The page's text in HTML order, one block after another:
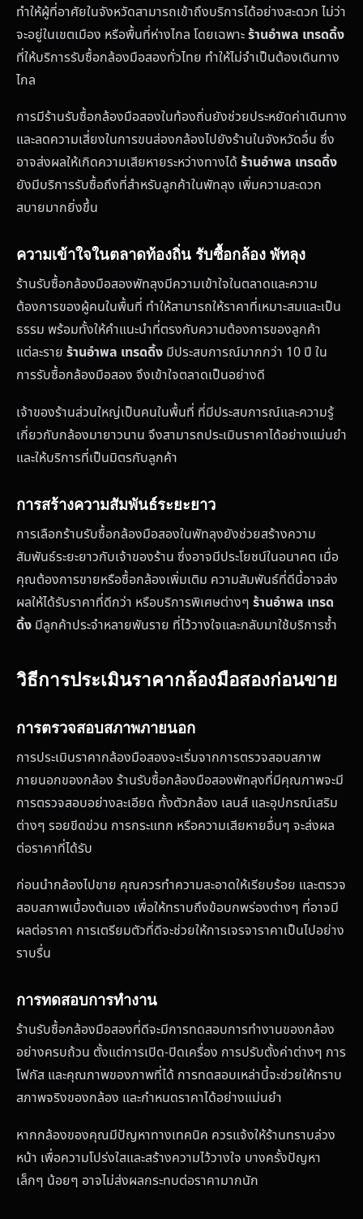
ทำให้ผู้ที่อาศัยในจังหวัดสามารถเข้าถึงบริการได้อย่างสะดวก ไม่ว่า
จะอยู่ในเขตเมือง หรือพื้นที่ห่างไกล โดยเฉพาะร้านอำพล เทรดดิ้ง
ที่ให้บริการรับซื้อกล้องมือสองทั่วไทย ทำให้ไม่จำเป็นต้องเดินทาง
ไกล
การมีร้านรับซื้อกล้องมือสองในท้องถิ่นยังช่วยประหยัดค่าเดินทาง
และลดความเสี่ยงในการขนส่องกล้องไปยังร้านในจังหวัดอื่น ซึ่ง
อาจส่งผลให้เกิดความเสียหายระหว่างทางได้ ร้านอำพล เทรดดิ้ง
ยังมีบริการรับซื้อถึงที่สำหรับลูกค้าในพัทลุง เพิ่มความสะดวก
สบายมากยิ่งขึ้น
ความเข้าใจในตลาดท้องถิ่น รับซื้อกล้อง พัทลุง
ร้านรับซื้อกล้องมือสองพัทลุงมีความเข้าใจในตลาดและความ
ต้องการของผู้คนในพื้นที่ ทำให้สามารถให้ราคาที่เหมาะสมและเป็น
ธรรม พร้อมทั้งให้คำแนะนำที่ตรงกับความต้องการของลูกค้า
แต่ละราย ร้านอำพล เทรดดิ้ง มีประสบการณ์มากกว่า 10 ปี ใน
การรับซื้อกล้องมือสอง จึงเข้าใจตลาดเป็นอย่างดี
เจ้าของร้านส่วนใหญ่เป็นคนในพื้นที่ ที่มีประสบการณ์และความรู้
เกี่ยวกับกล้องมายาวนาน จึงสามารถประเมินราคาได้อย่างแม่นยำ
และให้บริการที่เป็นมิตรกับลูกค้า
การสร้างความสัมพันธ์ระยะยาว
การเลือกร้านรับซื้อกล้องมือสองในพัทลุงยังช่วยสร้างความ
สัมพันธ์ระยะยาวกับเจ้าของร้าน ซึ่งอาจมีประโยชน์ในอนาคต เมื่อ
คุณต้องการขายหรือซื้อกล้องเพิ่มเติม ความสัมพันธ์ที่ดีนี้อาจส่ง
ผลให้ได้รับราคาที่ดีกว่า หรือบริการพิเศษต่างๆ ร้านอำพล เทรด
ดิ้ง มีลูกค้าประจำหลายพันราย ที่ไว้วางใจและกลับมาใช้บริการซ้ำ
วิธีการประเมินราคากล้องมือสองก่อนขาย
การตรวจสอบสภาพภายนอก
การประเมินราคากล้องมือสองจะเริ่มจากการตรวจสอบสภาพ
ภายนอกของกล้อง ร้านรับซื้อกล้องมือสองพัทลุงที่มีคุณภาพจะมี
การตรวจสอบอย่างละเอียด ทั้งตัวกล้อง เลนส์ และอุปกรณ์เสริม
ต่างๆ รอยขีดข่วน การกระแทก หรือความเสียหายอื่นๆ จะส่งผล
ต่อราคาที่ได้รับ
ก่อนนำกล้องไปขาย คุณควรทำความสะอาดให้เรียบร้อย และตรวจ
สอบสภาพเบื้องต้นเอง เพื่อให้ทราบถึงข้อบกพร่องต่างๆ ที่อาจมี
ผลต่อราคา การเตรียมตัวที่ดีจะช่วยให้การเจรจาราคาเป็นไปอย่าง
ราบรื่น
การทดสอบการทำงาน
ร้านรับซื้อกล้องมือสองที่ดีจะมีการทดสอบการทำงานของกล้อง
อย่างครบถ้วน ตั้งแต่การเปิด-ปิดเครื่อง การปรับตั้งค่าต่างๆ การ
โฟกัส และคุณภาพของภาพที่ได้ การทดสอบเหล่านี้จะช่วยให้ทราบ
สภาพจริงของกล้อง และกำหนดราคาได้อย่างแม่นยำ
หากกล้องของคุณมีปัญหาทางเทคนิค ควรแจ้งให้ร้านทราบล่วง
หน้า เพื่อความโปร่งใสและสร้างความไว้วางใจ บางครั้งปัญหา
เล็กๆ น้อยๆ อาจไม่ส่งผลกระทบต่อราคามากนัก